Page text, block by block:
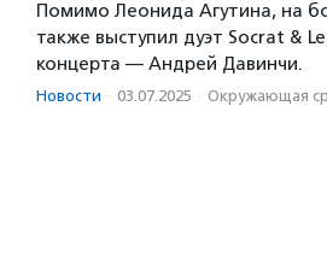
Помимо Леонида Агутина, на
также выступил дуэт Socrat &
концерта — Андрей Давинчи.
Новости · 03.07.2025 · Окружающая